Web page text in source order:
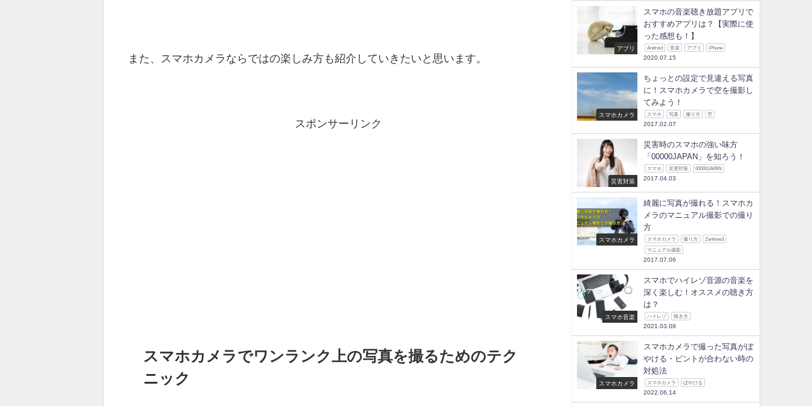
また、スマホカメラならではの楽しみ方も紹介していきたいと思います。
スポンサーリンク
スマホカメラでワンランク上の写真を撮るためのテク
ニック
アプリ
スマホの音楽聴き放題アプリで
おすすめアプリは？【実際に使
った感想も！】
Android 音楽 アプリ iPhone
2020.07.15
スマホカメラ
ちょっとの設定で見違える写真
に！スマホカメラで空を撮影し
てみよう！
スマホ 写真 撮り方 空
2017.02.07
災害対策
災害時のスマホの強い味方
「00000JAPAN」を知ろう！
スマホ 災害対策 00000JAPAN
2017.04.03
スマホカメラ
綺麗に写真が撮れる！スマホカ
メラのマニュアル撮影での撮り
方
スマホカメラ 撮り方 Zenfone3
マニュアル撮影
2017.07.06
スマホ音楽
スマホでハイレゾ音源の音楽を
深く楽しむ！オススメの聴き方
は？
ハイレゾ 聴き方
2021.03.08
スマホカメラ
スマホカメラで撮った写真がぼ
やける・ピントが合わない時の
対処法
スマホカメラ ぼやける
2022.06.14